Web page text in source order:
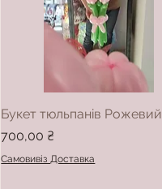
Букет тюльпанів Рожевий
Ціна
700,00 ₴
Самовивіз Доставка